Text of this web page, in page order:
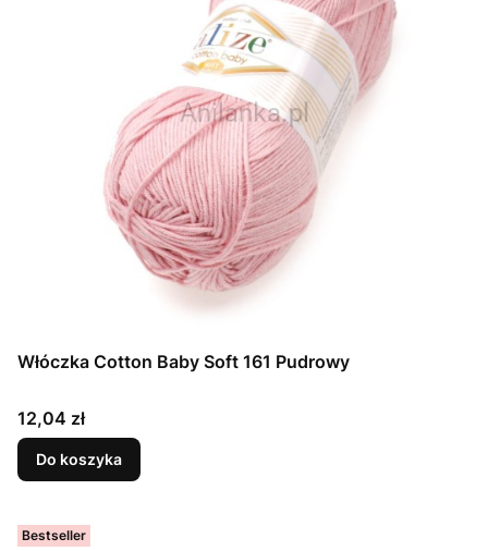
Włóczka Cotton Baby Soft 161 Pudrowy
Cena
12,04 zł
Do koszyka
Bestseller